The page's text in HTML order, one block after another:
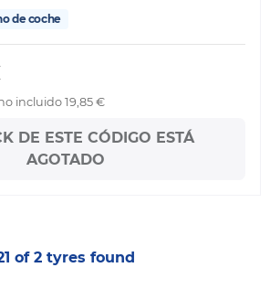
de coche
incluido 19,85 €
DE ESTE CÓDIGO ESTÁ
AGOTADO
of 2 tyres found